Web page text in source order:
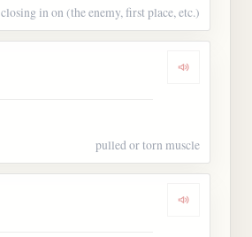
closing in on (the enemy, first place, etc.)
Dengarkan
pulled or torn muscle
Dengarkan